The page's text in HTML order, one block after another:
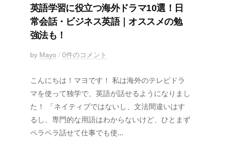
英語学習に役立つ海外ドラマ10選！日
常会話・ビジネス英語｜オススメの勉
強法も！
2
1
8
年
6
月
by Mayo / 0件のコメント
こんにちは！マヨです！ 私は海外のテレビドラ
マを使って独学で、英語が話せるようになりまし
た！ 「ネイティブではないし、文法間違いはす
るし、専門的な用語はわからないけど、ひとまず
ペラペラ話せて仕事でも使...